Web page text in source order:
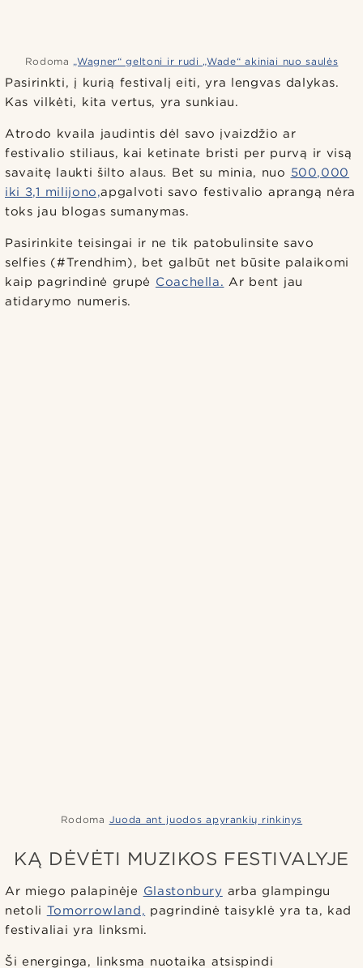
Rodoma „Wagner“ geltoni ir rudi „Wade“ akiniai nuo saulės
Pasirinkti, į kurią festivalį eiti, yra lengvas dalykas.
Kas vilkėti, kita vertus, yra sunkiau.
Atrodo kvaila jaudintis dėl savo įvaizdžio ar
festivalio stiliaus, kai ketinate bristi per purvą ir visą
savaitę laukti šilto alaus. Bet su minia, nuo 500,000
iki 3,1 milijono,apgalvoti savo festivalio aprangą nėra
toks jau blogas sumanymas.
Pasirinkite teisingai ir ne tik patobulinsite savo
selfies (#Trendhim), bet galbūt net būsite palaikomi
kaip pagrindinė grupė Coachella. Ar bent jau
atidarymo numeris.
Rodoma Juoda ant juodos apyrankių rinkinys
KĄ DĖVĖTI MUZIKOS FESTIVALYJE
Ar miego palapinėje Glastonbury arba glampingu
netoli Tomorrowland, pagrindinė taisyklė yra ta, kad
festivaliai yra linksmi.
Ši energinga, linksma nuotaika atsispindi